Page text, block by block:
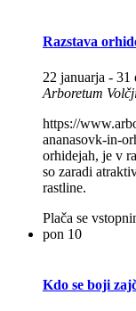
Razstava
22 januarja - 31
Arboretum
https://
ananasovk-in-
orhidejah, je v
so zaradi
rastline.
Plača se
pon 10
Kdo se boji